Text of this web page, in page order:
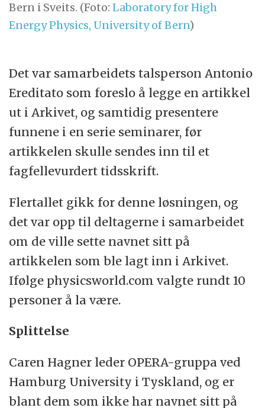
Bern i Sveits. (Foto:Laboratory for High
Energy Physics, University of Bern)
Det var samarbeidets talsperson Antonio
Ereditato som foreslo å legge en artikkel
ut i Arkivet, og samtidig presentere
funnene i en serie seminarer, før
artikkelen skulle sendes inn til et
fagfellevurdert tidsskrift.
Flertallet gikk for denne løsningen, og
det var opp til deltagerne i samarbeidet
om de ville sette navnet sitt på
artikkelen som ble lagt inn i Arkivet.
Ifølge physicsworld.com valgte rundt 10
personer å la være.
Splittelse
Caren Hagner leder OPERA-gruppa ved
Hamburg University i Tyskland, og er
blant dem som ikke har navnet sitt på